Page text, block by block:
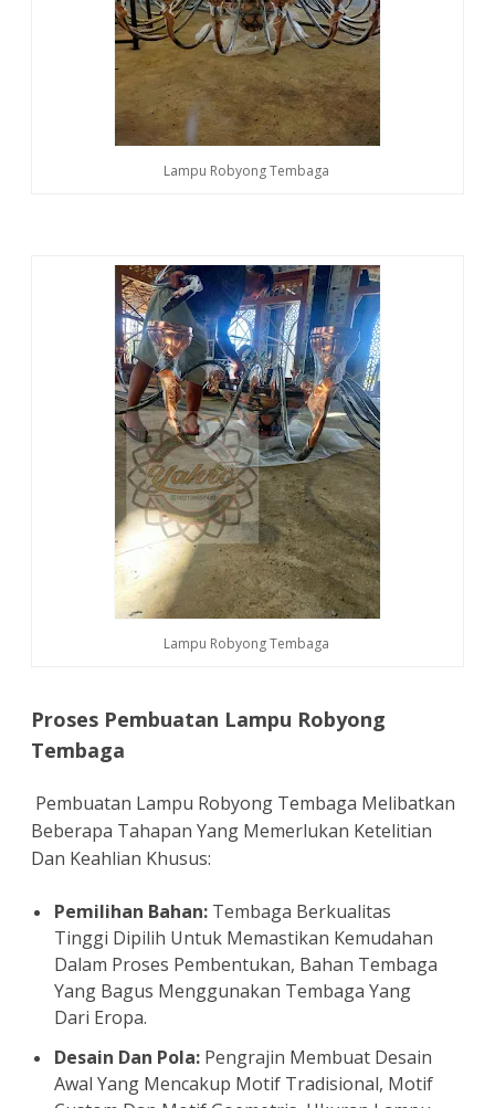
Lampu Robyong Tembaga
Lampu Robyong Tembaga
Proses Pembuatan Lampu Robyong
Tembaga
Pembuatan Lampu Robyong Tembaga Melibatkan
Beberapa Tahapan Yang Memerlukan Ketelitian
Dan Keahlian Khusus:
Pemilihan Bahan: Tembaga Berkualitas
Tinggi Dipilih Untuk Memastikan Kemudahan
Dalam Proses Pembentukan, Bahan Tembaga
Yang Bagus Menggunakan Tembaga Yang
Dari Eropa.
Desain Dan Pola: Pengrajin Membuat Desain
Awal Yang Mencakup Motif Tradisional, Motif